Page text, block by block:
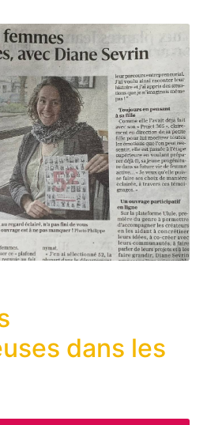
dans les